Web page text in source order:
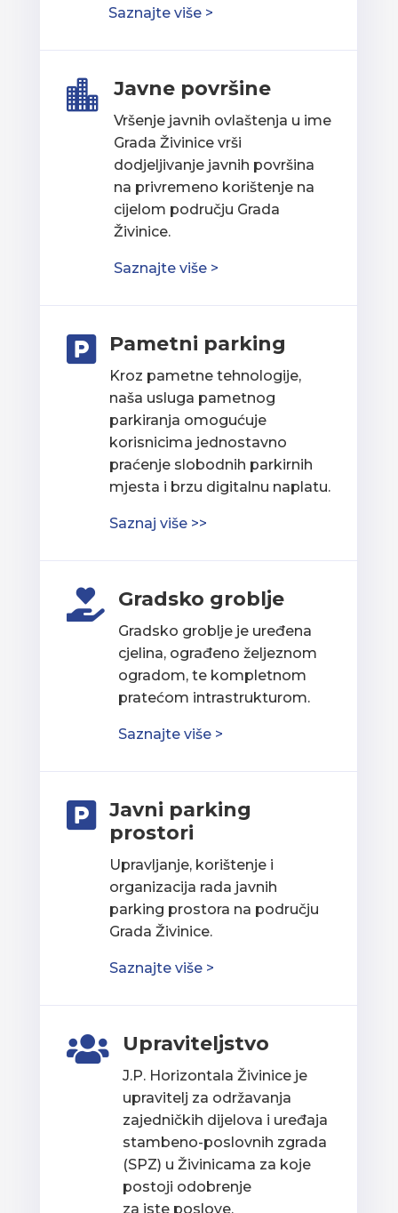
Saznajte više >
 Javne površine
Vršenje javnih ovlaštenja u ime
Grada Živinice vrši
dodjeljivanje javnih površina
na privremeno korištenje na
cijelom području Grada
Živinice.
Saznajte više >
 Pametni parking
Kroz pametne tehnologije,
naša usluga pametnog
parkiranja omogućuje
korisnicima jednostavno
praćenje slobodnih parkirnih
mjesta i brzu digitalnu naplatu.
Saznaj više >>
 Gradsko groblje
Gradsko groblje je uređena
cjelina, ograđeno željeznom
ogradom, te kompletnom
pratećom intrastrukturom.
Saznajte više >

Javni parking
prostori
Upravljanje, korištenje i
organizacija rada javnih
parking prostora na području
Grada Živinice.
Saznajte više >
 Upraviteljstvo
J.P. Horizontala Živinice je
upravitelj za održavanja
zajedničkih dijelova i uređaja
stambeno-poslovnih zgrada
(SPZ) u Živinicama za koje
postoji odobrenje
za iste poslove.